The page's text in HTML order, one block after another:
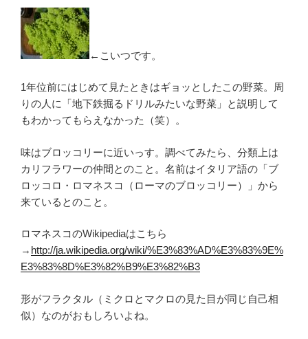
←こいつです。
1年位前にはじめて見たときはギョッとしたこの野菜。周
りの人に「地下鉄掘るドリルみたいな野菜」と説明して
もわかってもらえなかった（笑）。
味はブロッコリーに近いっす。調べてみたら、分類上は
カリフラワーの仲間とのこと。名前はイタリア語の「ブ
ロッコロ・ロマネスコ（ローマのブロッコリー）」から
来ているとのこと。
ロマネスコのWikipediaはこちら
→ http://ja.wikipedia.org/wiki/%E3%83%AD%E3%83%9E%
E3%83%8D%E3%82%B9%E3%82%B3
形がフラクタル（ミクロとマクロの見た目が同じ自己相
似）なのがおもしろいよね。